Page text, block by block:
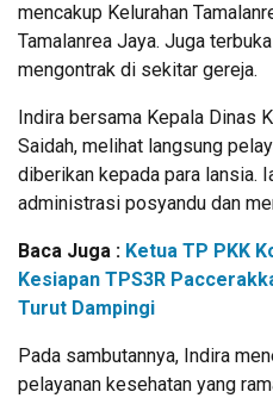
mencakup Kelurahan
Tamalanrea Jaya. Juga
mengontrak di sekitar gereja.
Indira bersama Kepala Dinas
Saidah, melihat langsung
diberikan kepada para lansia.
administrasi posyandu dan
Baca Juga : Ketua TP PKK
Kesiapan TPS3R
Turut Dampingi
Pada sambutannya, Indira
pelayanan kesehatan yang